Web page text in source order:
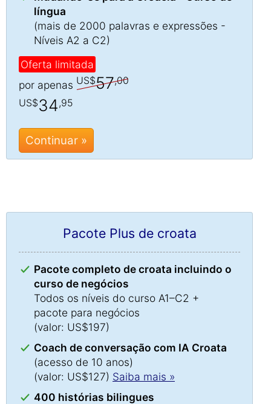
língua
(mais de 2000 palavras e expressões -
Níveis A2 a C2)
Oferta limitada
por apenas US$57,00
US$34 ,95
Continuar »
Pacote Plus de croata
Pacote completo de croata incluindo o
curso de negócios
Todos os níveis do curso A1–C2 +
pacote para negócios
(valor: US$197)
Coach de conversação com IA Croata
(acesso de 10 anos)
(valor: US$127) Saiba mais »
400 histórias bilingues